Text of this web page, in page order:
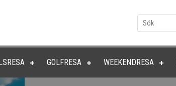
GOLFRESA WEEKENDRESA